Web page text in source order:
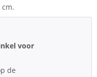
cm.
voor
de